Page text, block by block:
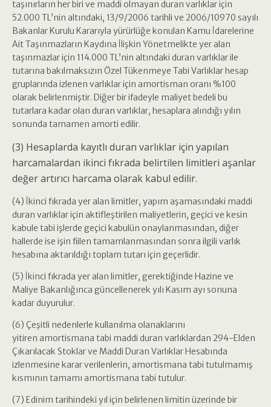
taşınırların her biri ve maddi olmayan duran varlıklar için
52.000 TL’nin altındaki, 13/9/2006 tarihli ve 2006/10970 sayılı
Bakanlar Kurulu Kararıyla yürürlüğe konulan Kamu İdarelerine
Ait Taşınmazların Kaydına İlişkin Yönetmelikte yer alan
taşınmazlar için 114.000 TL’nin altındaki duran varlıklar ile
tutarına bakılmaksızın Özel Tükenmeye Tabi Varlıklar hesap
gruplarında izlenen varlıklar için amortisman oranı %100
olarak belirlenmiştir. Diğer bir ifadeyle maliyet bedeli bu
tutarlara kadar olan duran varlıklar, hesaplara alındığı yılın
sonunda tamamen amorti edilir.
(3) Hesaplarda kayıtlı duran varlıklar için yapılan
harcamalardan ikinci fıkrada belirtilen limitleri aşanlar
değer artırıcı harcama olarak kabul edilir.
(4) İkinci fıkrada yer alan limitler, yapım aşamasındaki maddi
duran varlıklar için aktifleştirilen maliyetlerin, geçici ve kesin
kabule tabi işlerde geçici kabulün onaylanmasından, diğer
hallerde ise işin fiilen tamamlanmasından sonra ilgili varlık
hesabına aktarıldığı toplam tutarı için geçerlidir.
(5) İkinci fıkrada yer alan limitler, gerektiğinde Hazine ve
Maliye Bakanlığınca güncellenerek yılı Kasım ayı sonuna
kadar duyurulur.
(6) Çeşitli nedenlerle kullanılma olanaklarını
yitiren amortismana tabi maddi duran varlıklardan 294-Elden
Çıkarılacak Stoklar ve Maddi Duran Varlıklar Hesabında
izlenmesine karar verilenlerin, amortismana tabi tutulmamış
kısmının tamamı amortismana tabi tutulur.
(7) Edinim tarihindeki yıl için belirlenen limitin üzerinde bir